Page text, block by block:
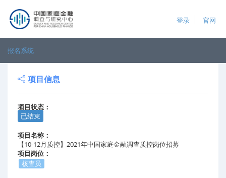
登录 官网
报名系统
项目信息
项目状态：
已结束
项目名称：
【10-12月质控】2021年中国家庭金融调查质控岗位招募
项目岗位：
核查员